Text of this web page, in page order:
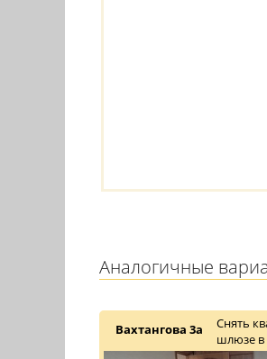
Аналогичные
Вахтангова 3а
Снять
шлюзе в